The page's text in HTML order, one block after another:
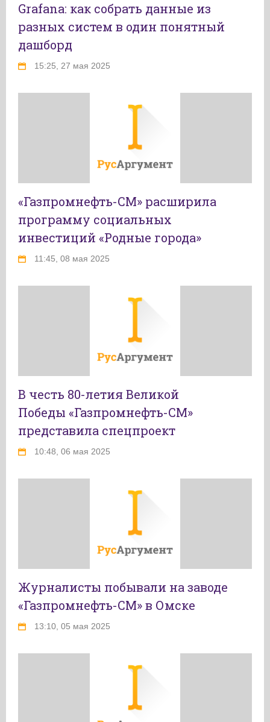
Grafana: как собрать данные из
разных систем в один понятный
дашборд
15:25, 27 мая 2025
«Газпромнефть-СМ» расширила
программу социальных
инвестиций «Родные города»
11:45, 08 мая 2025
В честь 80-летия Великой
Победы «Газпромнефть-СМ»
представила спецпроект
10:48, 06 мая 2025
Журналисты побывали на заводе
«Газпромнефть-СМ» в Омске
13:10, 05 мая 2025